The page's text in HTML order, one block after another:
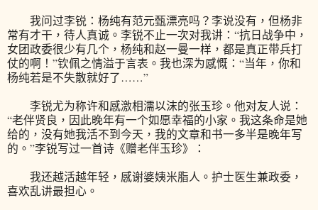
我问过李锐：杨纯有范元甄漂亮吗？李说没有，但杨非
常有才干，待人真诚。李锐不止一次对我讲：“抗日战争中，
女团政委很少有几个，杨纯和赵一曼一样，都是真正带兵打
仗的啊！”钦佩之情溢于言表。我也深为感慨：“当年，你和
杨纯若是不失散就好了……”
李锐尤为称许和感激相濡以沫的张玉珍。他对友人说：
“老伴贤良，因此晚年有一个如愿幸福的小家。我这条命是她
给的，没有她我活不到今天，我的文章和书一多半是晚年写
的。”李锐写过一首诗《赠老伴玉珍》：
我还越活越年轻，感谢婆姨米脂人。护士医生兼政委，
喜欢乱讲最担心。